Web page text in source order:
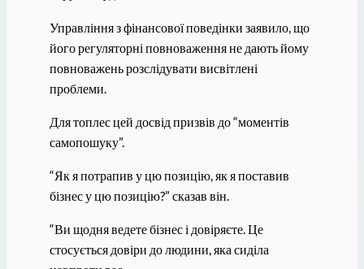
Управління з фінансової поведінки заявило, що
його регуляторні повноваження не дають йому
повноважень розслідувати висвітлені
проблеми.
Для топлес цей досвід призвів до “моментів
самопошуку”.
“Як я потрапив у цю позицію, як я поставив
бізнес у цю позицію?” сказав він.
“Ви щодня ведете бізнес і довіряєте. Це
стосується довіри до людини, яка сиділа